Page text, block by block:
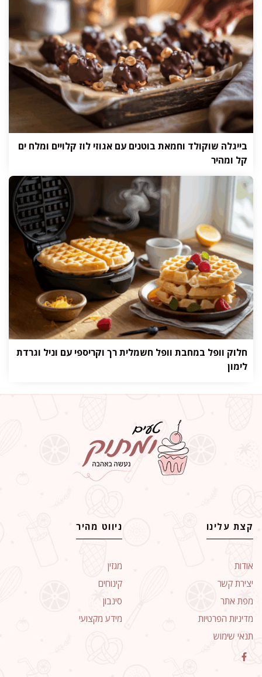
בייגלה שוקולד וחמאת בוטנים עם אגוזי לוז קלויים ומלח ים
קל ומהיר
חלוק וופל במחבת וופל חשמלית רך וקריספי עם וניל וגרדת
לימון
קצת עלינו
אודות
יצירת קשר
מפת אתר
מדיניות הפרטיות
תנאי שימוש
ניווט מהיר
מגזין
קינוחים
סינבון
מידע מקצועי